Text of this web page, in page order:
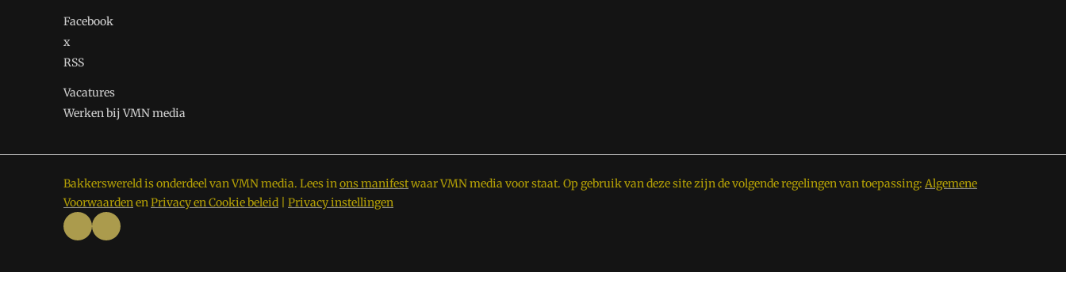
Facebook
x
RSS
Vacatures
Werken bij VMN media
Bakkerswereld is onderdeel van VMN media. Lees inons manifestwaar VMN media voor staat. Op gebruik van deze site zijn de volgende regelingen van toepassing: Algemene
VoorwaardenenPrivacy en Cookie beleid Privacy instellingen